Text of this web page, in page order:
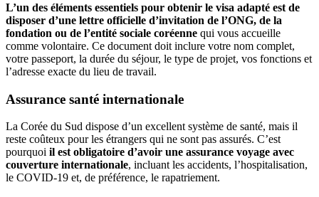
L’un des éléments essentiels pour obtenir le visa adapté est de
disposer d’une lettre officielle d’invitation de l’ONG, de la
fondation ou de l’entité sociale coréenne qui vous accueille
comme volontaire. Ce document doit inclure votre nom complet,
votre passeport, la durée du séjour, le type de projet, vos fonctions et
l’adresse exacte du lieu de travail.
Assurance santé internationale
La Corée du Sud dispose d’un excellent système de santé, mais il
reste coûteux pour les étrangers qui ne sont pas assurés. C’est
pourquoi il est obligatoire d’avoir une assurance voyage avec
couverture internationale, incluant les accidents, l’hospitalisation,
le COVID-19 et, de préférence, le rapatriement.